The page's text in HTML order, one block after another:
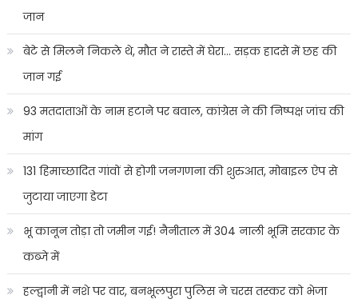
जान
बेटे से मिलने निकले थे, मौत ने रास्ते में घेरा… सड़क हादसे में छह की
जान गई
93 मतदाताओं के नाम हटाने पर बवाल, कांग्रेस ने की निष्पक्ष जांच की
मांग
131 हिमाच्छादित गांवों से होगी जनगणना की शुरुआत, मोबाइल ऐप से
जुटाया जाएगा डेटा
भू कानून तोड़ा तो जमीन गई! नैनीताल में 304 नाली भूमि सरकार के
कब्जे में
हल्द्वानी में नशे पर वार, बनभूलपुरा पुलिस ने चरस तस्कर को भेजा